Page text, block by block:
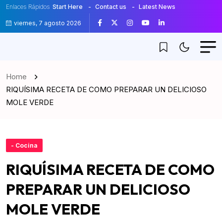
Enlaces Rápidos Start Here Contact us Latest News
viernes, 7 agosto 2026
Home
RIQUÍSIMA RECETA DE COMO PREPARAR UN DELICIOSO
MOLE VERDE
- Cocina
RIQUÍSIMA RECETA DE COMO
PREPARAR UN DELICIOSO
MOLE VERDE